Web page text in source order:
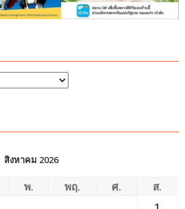
ภาค
ตะวัน
สิงหาคม 2026
พ. พฤ. ศ.
ส.
1